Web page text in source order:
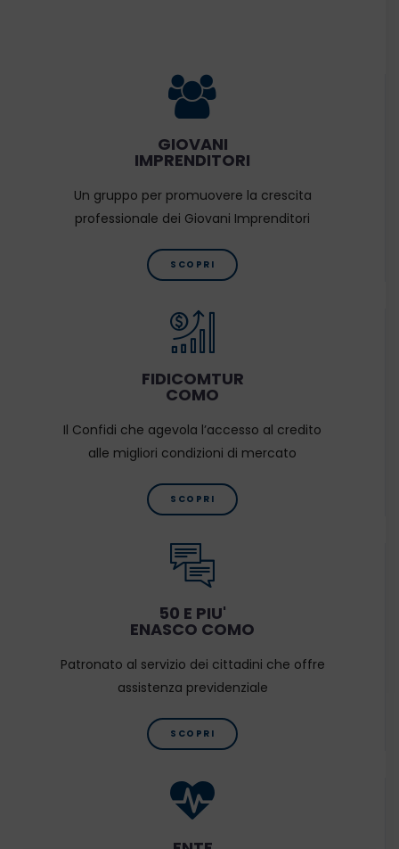
GIOVANI
IMPRENDITORI
Un gruppo per promuovere la crescita
professionale dei Giovani Imprenditori
SCOPRI
FIDICOMTUR
COMO
Il Confidi che agevola l’accesso al credito
alle migliori condizioni di mercato
SCOPRI
50 E PIU'
ENASCO COMO
Patronato al servizio dei cittadini che offre
assistenza previdenziale
SCOPRI